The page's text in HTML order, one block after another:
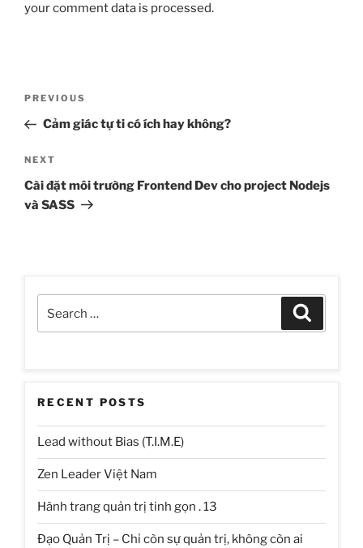
your comment data is processed.
Previous
Post
PREVIOUS
Cảm giác tự ti có ích hay không?
Next
Post
NEXT
Cài đặt môi trường Frontend Dev cho project Nodejs
và SASS
for:
RECENT POSTS
Lead without Bias (T.I.M.E)
Zen Leader Việt Nam
Hành trang quản trị tinh gọn . 13
Đạo Quản Trị – Chỉ còn sự quản trị, không còn ai